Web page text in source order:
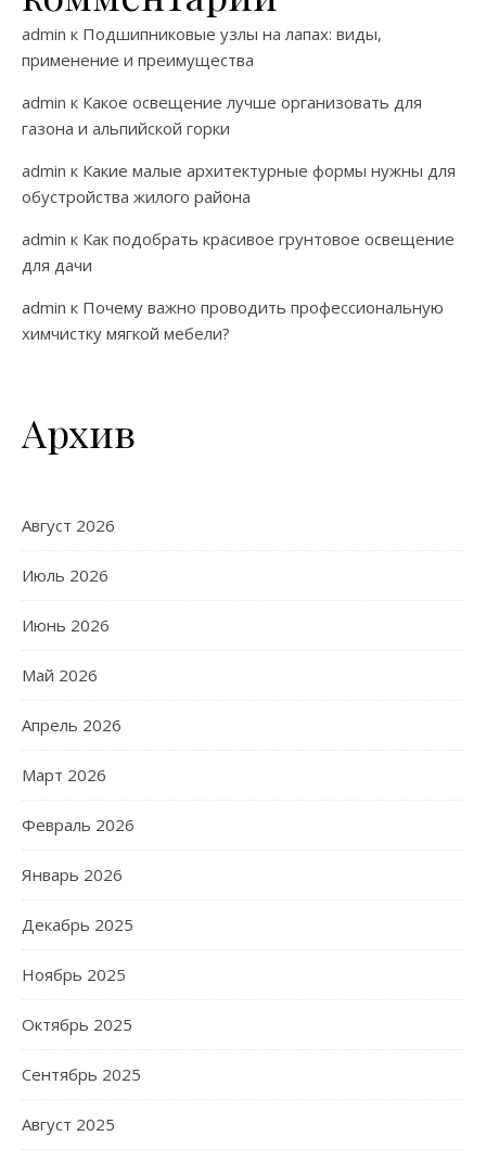
admin к Подшипниковые узлы на лапах: виды,
применение и преимущества
admin к Какое освещение лучше организовать для
газона и альпийской горки
admin к Какие малые архитектурные формы нужны для
обустройства жилого района
admin к Как подобрать красивое грунтовое освещение
для дачи
admin к Почему важно проводить профессиональную
химчистку мягкой мебели?
Архив
Август 2026
Июль 2026
Июнь 2026
Май 2026
Апрель 2026
Март 2026
Февраль 2026
Январь 2026
Декабрь 2025
Ноябрь 2025
Октябрь 2025
Сентябрь 2025
Август 2025